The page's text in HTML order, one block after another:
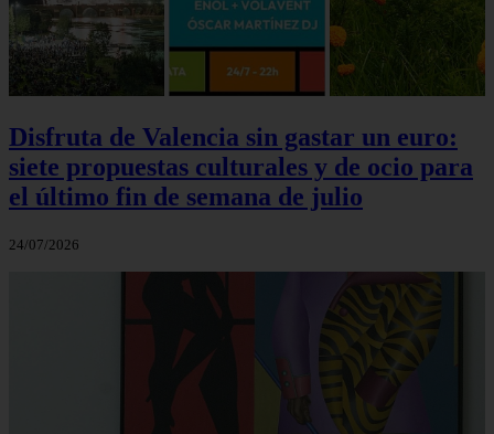
Disfruta de Valencia sin gastar un euro:
siete propuestas culturales y de ocio para
el último fin de semana de julio
24/07/2026